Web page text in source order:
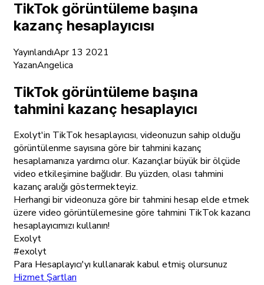
TikTok görüntüleme başına
kazanç hesaplayıcısı
YayınlandıApr 13 2021
YazanAngelica
TikTok görüntüleme başına
tahmini kazanç hesaplayıcı
Exolyt'in TikTok hesaplayıcısı, videonuzun sahip olduğu
görüntülenme sayısına göre bir tahmini kazanç
hesaplamanıza yardımcı olur. Kazançlar büyük bir ölçüde
video etkileşimine bağlıdır. Bu yüzden, olası tahmini
kazanç aralığı göstermekteyiz.
Herhangi bir videonuza göre bir tahmini hesap elde etmek
üzere video görüntülemesine göre tahmini TikTok kazancı
hesaplayıcımızı kullanın!
Exolyt
#exolyt
Para Hesaplayıcı'yı kullanarak kabul etmiş olursunuz
Hizmet Şartları